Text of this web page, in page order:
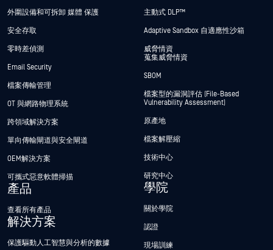
外圍設備和可拆卸 媒體 保護
安全存取
零時差偵測
Email Security
檔案傳輸管理
OT 與網路物理系統
跨領域解決方案
單向傳輸閘道與安全閘道
OEM解決方案
可攜式惡意軟體掃描
產品
查看所有產品
解決方案
保護驅動人工智慧與分析的數據
主動式 DLP™
Adaptive Sandbox 自適應性沙箱
威脅情資
蒐集威脅情資
SBOM
檔案型的漏洞評估 (File-Based
Vulnerability Assessment)
原產地
檔案解壓縮
技術中心
研究中心
學院
關於學院
認證
現場訓練